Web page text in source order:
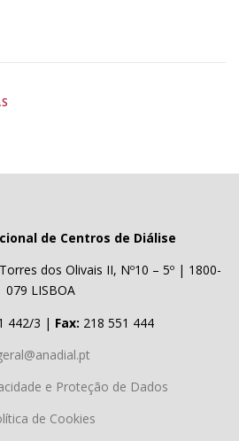
de Centros de Diálise
dos Olivais II, Nº10 – 5º | 1800-
079 LISBOA
442/3 | Fax: 218 551 444
e Proteção de Dados
de Cookies